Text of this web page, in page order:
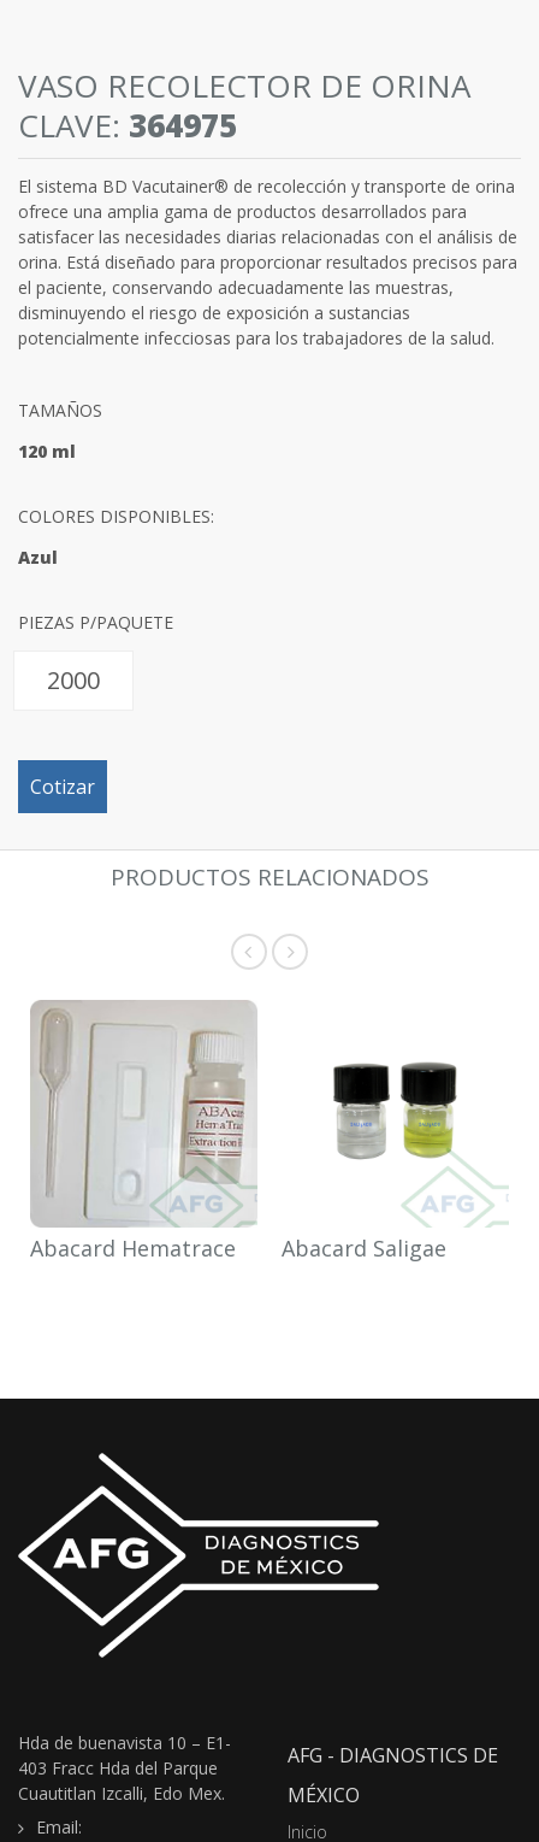
VASO RECOLECTOR DE ORINA
CLAVE: 364975
El sistema BD Vacutainer® de recolección y transporte de orina
ofrece una amplia gama de productos desarrollados para
satisfacer las necesidades diarias relacionadas con el análisis de
orina. Está diseñado para proporcionar resultados precisos para
el paciente, conservando adecuadamente las muestras,
disminuyendo el riesgo de exposición a sustancias
potencialmente infecciosas para los trabajadores de la salud.
TAMAÑOS
120 ml
COLORES DISPONIBLES:
Azul
PIEZAS P/PAQUETE
Cotizar
PRODUCTOS RELACIONADOS
Abacard Hematrace Abacard Saligae
Hda de buenavista 10 – E1-
403 Fracc Hda del Parque
Cuautitlan Izcalli, Edo Mex.
Email:
AFG - DIAGNOSTICS DE
MÉXICO
Inicio